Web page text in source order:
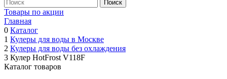
Товары по акции
Главная
0 Каталог
1 Кулеры для воды в Москве
2 Кулеры для воды без охлаждения
3 Кулер HotFrost V118F
Каталог товаров